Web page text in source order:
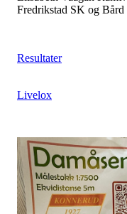
Fredrikstad SK og Bård
Resultater
Livelox